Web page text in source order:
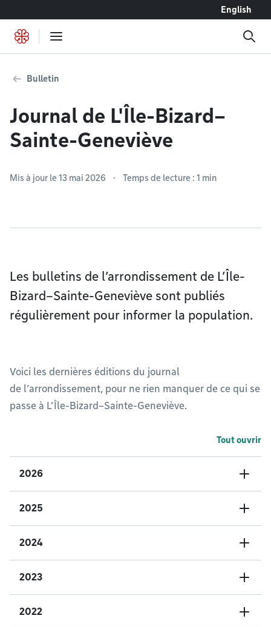
English
Bulletin
Journal de L'Île-Bizard–
Sainte-Geneviève
Mis à jour le 13 mai 2026 Temps de lecture : 1 min
Les bulletins de l’arrondissement de L’Île-
Bizard–Sainte-Geneviève sont publiés
régulièrement pour informer la population.
Voici les dernières éditions du journal
de l’arrondissement, pour ne rien manquer de ce qui se
passe à L’Île-Bizard–Sainte-Geneviève.
Tout ouvrir
2026
2025
2024
2023
2022